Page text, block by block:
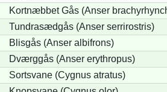
Kortnæbbet Gås (Anser
Tundrasædgås (Anser serrirostris)
Blisgås (Anser albifrons)
Dværggås (Anser erythropus)
Sortsvane (Cygnus atratus)